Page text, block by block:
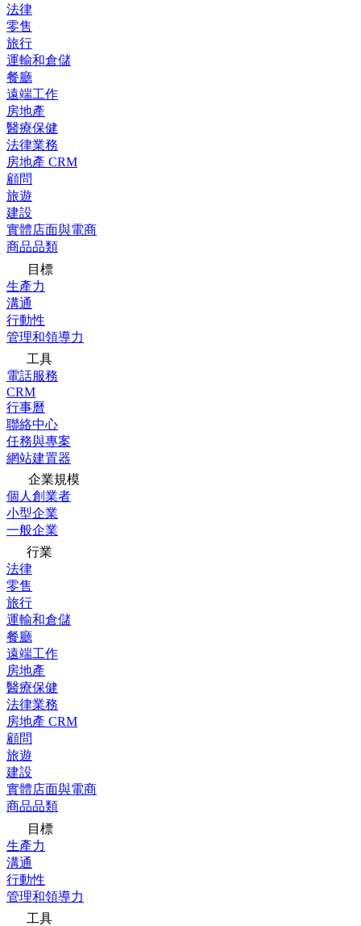
法律
零售
旅行
運輸和倉儲
餐廳
遠端工作
房地產
醫療保健
法律業務
房地產 CRM
顧問
旅遊
建設
實體店面與電商
商品品類
目標
生產力
溝通
行動性
管理和領導力
工具
電話服務
CRM
行事曆
聯絡中心
任務與專案
網站建置器
企業規模
個人創業者
小型企業
一般企業
行業
法律
零售
旅行
運輸和倉儲
餐廳
遠端工作
房地產
醫療保健
法律業務
房地產 CRM
顧問
旅遊
建設
實體店面與電商
商品品類
目標
生產力
溝通
行動性
管理和領導力
工具